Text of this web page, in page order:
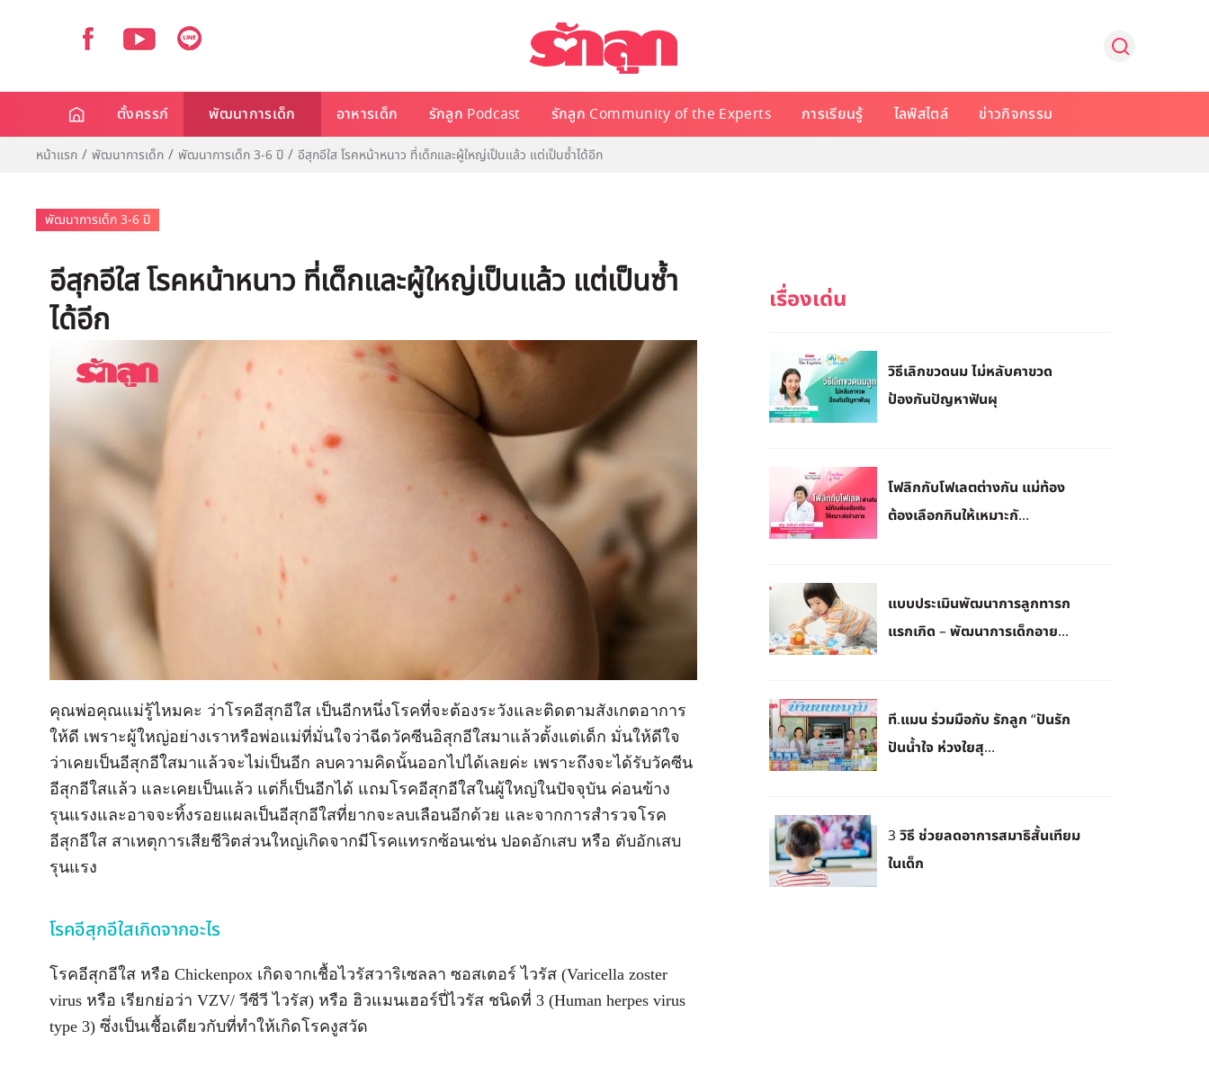
ตั้งครรภ์ พัฒนาการเด็ก อาหารเด็ก รักลูก Podcast รักลูก Community of the Experts การเรียนรู้ ไลฟ์สไตล์ ข่าวกิจกรรม
หน้าแรก พัฒนาการเด็ก พัฒนาการเด็ก 3-6 ปี อีสุกอีใส โรคหน้าหนาว ที่เด็กและผู้ใหญ่เป็นแล้ว แต่เป็นซ้ำได้อีก
พัฒนาการเด็ก 3-6 ปี
อีสุกอีใส โรคหน้าหนาว ที่เด็กและผู้ใหญ่เป็นแล้ว แต่เป็นซ้ำ
ได้อีก
คุณพ่อคุณแม่รู้ไหมคะ ว่าโรคอีสุกอีใส เป็นอีกหนึ่งโรคที่จะต้องระวังและติดตามสังเกตอาการ
ให้ดี เพราะผู้ใหญ่อย่างเราหรือพ่อแม่ที่มั่นใจว่าฉีดวัคซีนอิสุกอีใสมาแล้วตั้งแต่เด็ก มั่นให้ดีใจ
ว่าเคยเป็นอีสุกอีใสมาแล้วจะไม่เป็นอีก ลบความคิดนั้นออกไปได้เลยค่ะ เพราะถึงจะได้รับวัคซีน
อีสุกอีใสแล้ว และเคยเป็นแล้ว แต่ก็เป็นอีกได้ แถมโรคอีสุกอีใสในผู้ใหญ่ในปัจจุบัน ค่อนข้าง
รุนแรงและอาจจะทิ้งรอยแผลเป็นอีสุกอีใสที่ยากจะลบเลือนอีกด้วย และจากการสำรวจโรค
อีสุกอีใส สาเหตุการเสียชีวิตส่วนใหญ่เกิดจากมีโรคแทรกซ้อนเช่น ปอดอักเสบ หรือ ตับอักเสบ
รุนแรง
โรคอีสุกอีใสเกิดจากอะไร
โรคอีสุกอีใส หรือ Chickenpox เกิดจากเชื้อไวรัสวาริเซลลา ซอสเตอร์ ไวรัส (Varicella zoster
virus หรือ เรียกย่อว่า VZV/ วีซีวี ไวรัส) หรือ ฮิวแมนเฮอร์ปี่ไวรัส ชนิดที่ 3 (Human herpes virus
type 3) ซึ่งเป็นเชื้อเดียวกับที่ทำให้เกิดโรคงูสวัด
วิธีเลิกขวดนม ไม่หลับคาขวด
ป้องกันปัญหาฟันผุ
โฟลิกกับโฟเลตต่างกัน แม่ท้อง
ต้องเลือกกินให้เหมาะกั...
แบบประเมินพัฒนาการลูกทารก
แรกเกิด – พัฒนาการเด็กอาย...
ที.แมน ร่วมมือกับ รักลูก “ปันรัก
ปันน้ำใจ ห่วงใยสุ...
3 วิธี ช่วยลดอาการสมาธิสั้นเทียม
ในเด็ก